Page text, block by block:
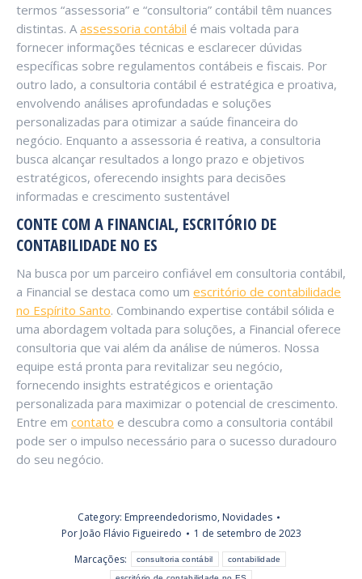
termos “assessoria” e “consultoria” contábil têm nuances
distintas. Aassessoria contábil é mais voltada para
fornecer informações técnicas e esclarecer dúvidas
específicas sobre regulamentos contábeis e fiscais. Por
outro lado, a consultoria contábil é estratégica e proativa,
envolvendo análises aprofundadas e soluções
personalizadas para otimizar a saúde financeira do
negócio. Enquanto a assessoria é reativa, a consultoria
busca alcançar resultados a longo prazo e objetivos
estratégicos, oferecendo insights para decisões
informadas e crescimento sustentável
CONTE COM A FINANCIAL, ESCRITÓRIO DE
CONTABILIDADE NO ES
Na busca por um parceiro confiável em consultoria contábil,
a Financial se destaca como um escritório de contabilidade
no Espírito Santo. Combinando expertise contábil sólida e
uma abordagem voltada para soluções, a Financial oferece
consultoria que vai além da análise de números. Nossa
equipe está pronta para revitalizar seu negócio,
fornecendo insights estratégicos e orientação
personalizada para maximizar o potencial de crescimento.
Entre em contato e descubra como a consultoria contábil
pode ser o impulso necessário para o sucesso duradouro
do seu negócio.
Category: Empreendedorismo, Novidades
Por João Flávio Figueiredo
1 de setembro de 2023
Marcações:
consultoria contábil contabilidade